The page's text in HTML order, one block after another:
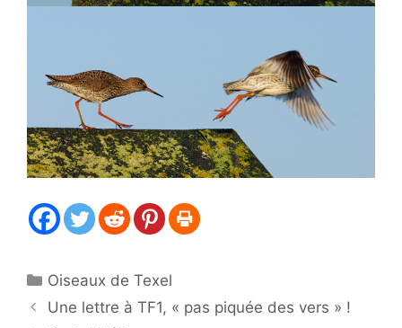
Catégories
Oiseaux de Texel
Une lettre à TF1, « pas piquée des vers » !